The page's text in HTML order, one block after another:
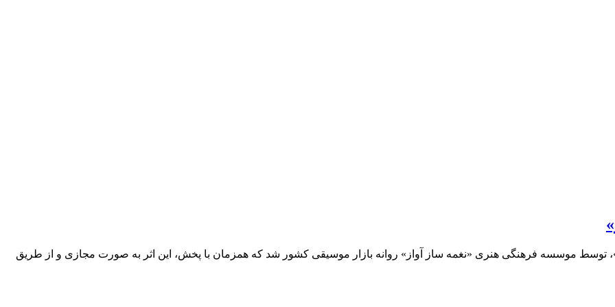
توسط موسسه فرهنگی هنری «نغمه ساز آواز» روانه بازار موسیقی کشور شد که همزمان با پخش، این اثر به صورت مجازی و از طریق